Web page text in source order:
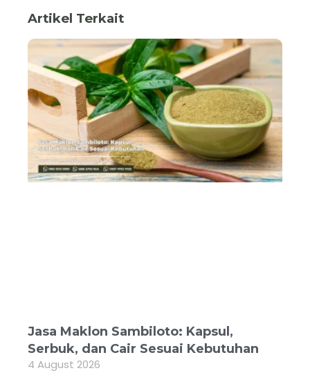
Artikel Terkait
Jasa Maklon Sambiloto: Kapsul,
Serbuk, dan Cair Sesuai Kebutuhan
4 August 2026